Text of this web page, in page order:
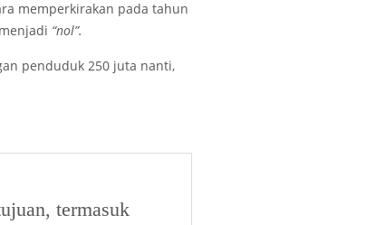
memperkirakan pada tahun
“nol”.
penduduk 250 juta nanti,
termasuk